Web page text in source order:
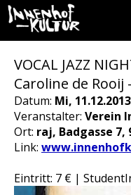
VOCAL JAZZ
Caroline de Rooij
Datum: Mi, 11.12.2013
Veranstalter: Verein
Ort: raj, Badgasse
Link:
Eintritt: 7 € |